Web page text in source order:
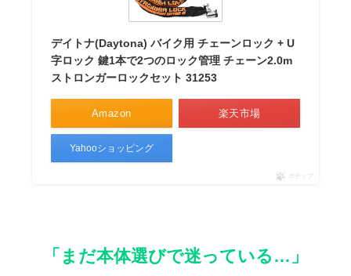
デイトナ(Daytona) バイク用 チェーンロック + U
字ロック 鍵1本で2つのロック管理 チェーン2.0m
ストロンガーロックセット 31253
Amazon 楽天市場
Yahooショッピング
ポチップ
「まだ本体選びで迷っている…」